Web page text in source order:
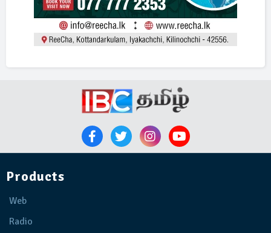
Products
Web
Radio